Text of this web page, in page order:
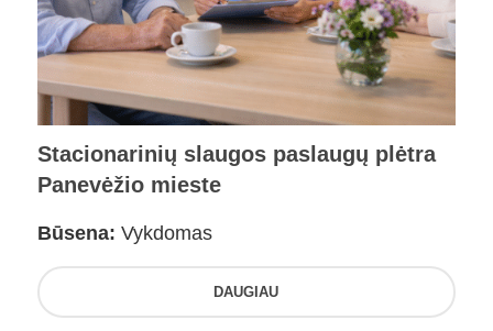
Stacionarinių slaugos paslaugų plėtra
Panevėžio mieste
Būsena: Vykdomas
DAUGIAU